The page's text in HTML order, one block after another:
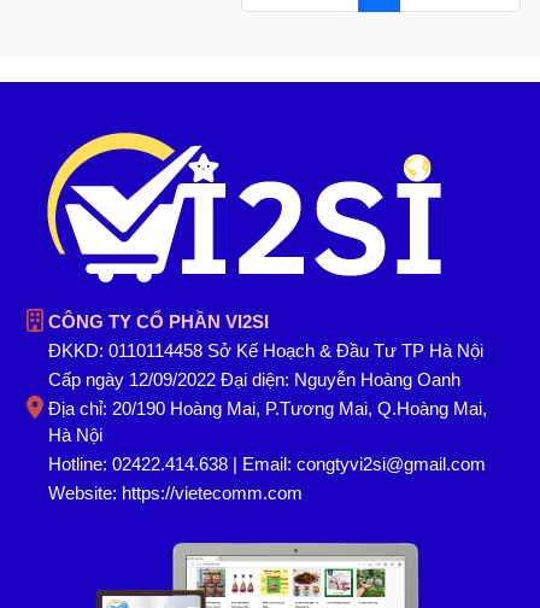
CÔNG TY CỔ PHẦN VI2SI
ĐKKD: 0110114458 Sở Kế Hoạch & Đầu Tư TP Hà Nội
Cấp ngày 12/09/2022 Đại diện: Nguyễn Hoàng Oanh
Địa chỉ: 20/190 Hoàng Mai, P.Tương Mai, Q.Hoàng Mai,
Hà Nội
Hotline: 02422.414.638 | Email: congtyvi2si@gmail.com
Website: https://vietecomm.com